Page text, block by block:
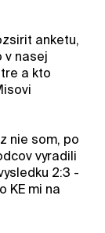
anketu,
v nasej
a kto
nie som, po
vyradili
2:3 -
KE mi na